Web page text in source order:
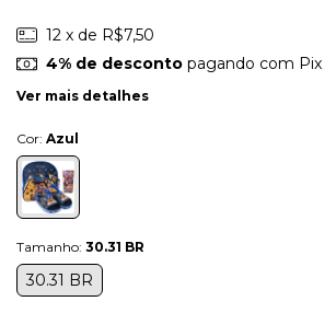
12 x de R$7,50
4% de descontopagando com Pix
Ver mais detalhes
Cor: Azul
Tamanho: 30.31 BR
30.31 BR